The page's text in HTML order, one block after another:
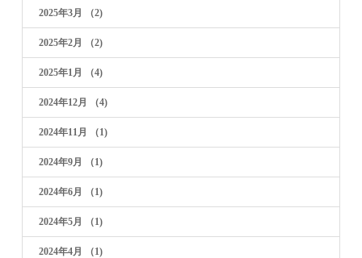
2025年3月 （2)
2025年2月 （2)
2025年1月 （4)
2024年12月 （4)
2024年11月 （1)
2024年9月 （1)
2024年6月 （1)
2024年5月 （1)
2024年4月 （1)